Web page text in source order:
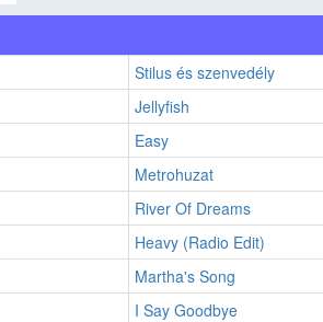
Stilus és szenvedély
Jellyfish
Easy
Metrohuzat
River Of Dreams
Heavy (Radio Edit)
Martha's Song
I Say Goodbye